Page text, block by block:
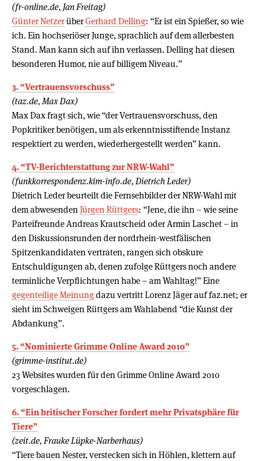
(fr-online.de, Jan Freitag)
Günter NetzerüberGerhard Delling: “Er ist ein Spießer, so wie
ich. Ein hochseriöser Junge, sprachlich auf dem allerbesten
Stand. Man kann sich auf ihn verlassen. Delling hat diesen
besonderen Humor, nie auf billigem Niveau.”
3. “Vertrauensvorschuss”
(taz.de, Max Dax)
Max Dax fragt sich, wie “der Vertrauensvorschuss, den
Popkritiker benötigen, um als erkenntnisstiftende Instanz
respektiert zu werden, wiederhergestellt werden” kann.
4. “TV-Berichterstattung zur NRW-Wahl”
(funkkorrespondenz.kim-info.de, Dietrich Leder)
Dietrich Leder beurteilt die Fernsehbilder der NRW-Wahl mit
dem abwesenden Jürgen Rüttgers: “Jene, die ihn – wie seine
Parteifreunde Andreas Krautscheid oder Armin Laschet – in
den Diskussionsrunden der nordrhein-westfälischen
Spitzenkandidaten vertraten, rangen sich obskure
Entschuldigungen ab, denen zufolge Rüttgers noch andere
terminliche Verpflichtungen habe – am Wahltag!” Eine
gegenteilige Meinungdazu vertritt Lorenz Jäger auf faz.net; er
sieht im Schweigen Rüttgers am Wahlabend “die Kunst der
Abdankung”.
5. “Nominierte Grimme Online Award 2010”
(grimme-institut.de)
23 Websites wurden für den Grimme Online Award 2010
vorgeschlagen.
6. “Ein britischer Forscher fordert mehr Privatsphäre für
Tiere”
(zeit.de, Frauke Lüpke-Narberhaus)
“Tiere bauen Nester, verstecken sich in Höhlen, klettern auf